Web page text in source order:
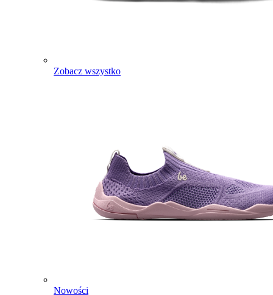
Zobacz wszystko
Nowości